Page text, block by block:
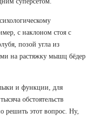
с наклоном стоя с
позой угла из
на растяжку мышц бёдер
и функции, для
обстоятельств
решить этот вопрос. Ну,